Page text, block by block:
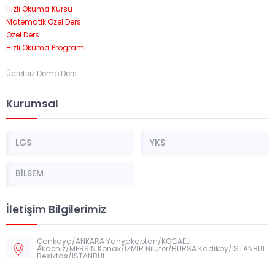
Hızlı Okuma Kursu
Matematik Özel Ders
Özel Ders
Hızlı Okuma Programı
Ücretsiz Demo Ders
Kurumsal
LGS YKS
BİLSEM
İletişim Bilgilerimiz
Çankaya/ANKARA Yahyakaptan/KOCAELİ
Akdeniz/MERSİN Konak/İZMİR Nilüfer/BURSA Kadıköy/İSTANBUL